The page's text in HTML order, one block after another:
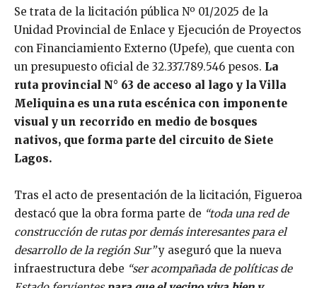
Se trata de la licitación pública Nº 01/2025 de la
Unidad Provincial de Enlace y Ejecución de Proyectos
con Financiamiento Externo (Upefe), que cuenta con
un presupuesto oficial de 32.337.789.546 pesos. La
ruta provincial N° 63 de acceso al lago y la Villa
Meliquina es una ruta escénica con imponente
visual y un recorrido en medio de bosques
nativos, que forma parte del circuito de Siete
Lagos.
Tras el acto de presentación de la licitación, Figueroa
destacó que la obra forma parte de “toda una red de
construcción de rutas por demás interesantes para el
desarrollo de la región Sur”y aseguró que la nueva
infraestructura debe “ser acompañada de políticas de